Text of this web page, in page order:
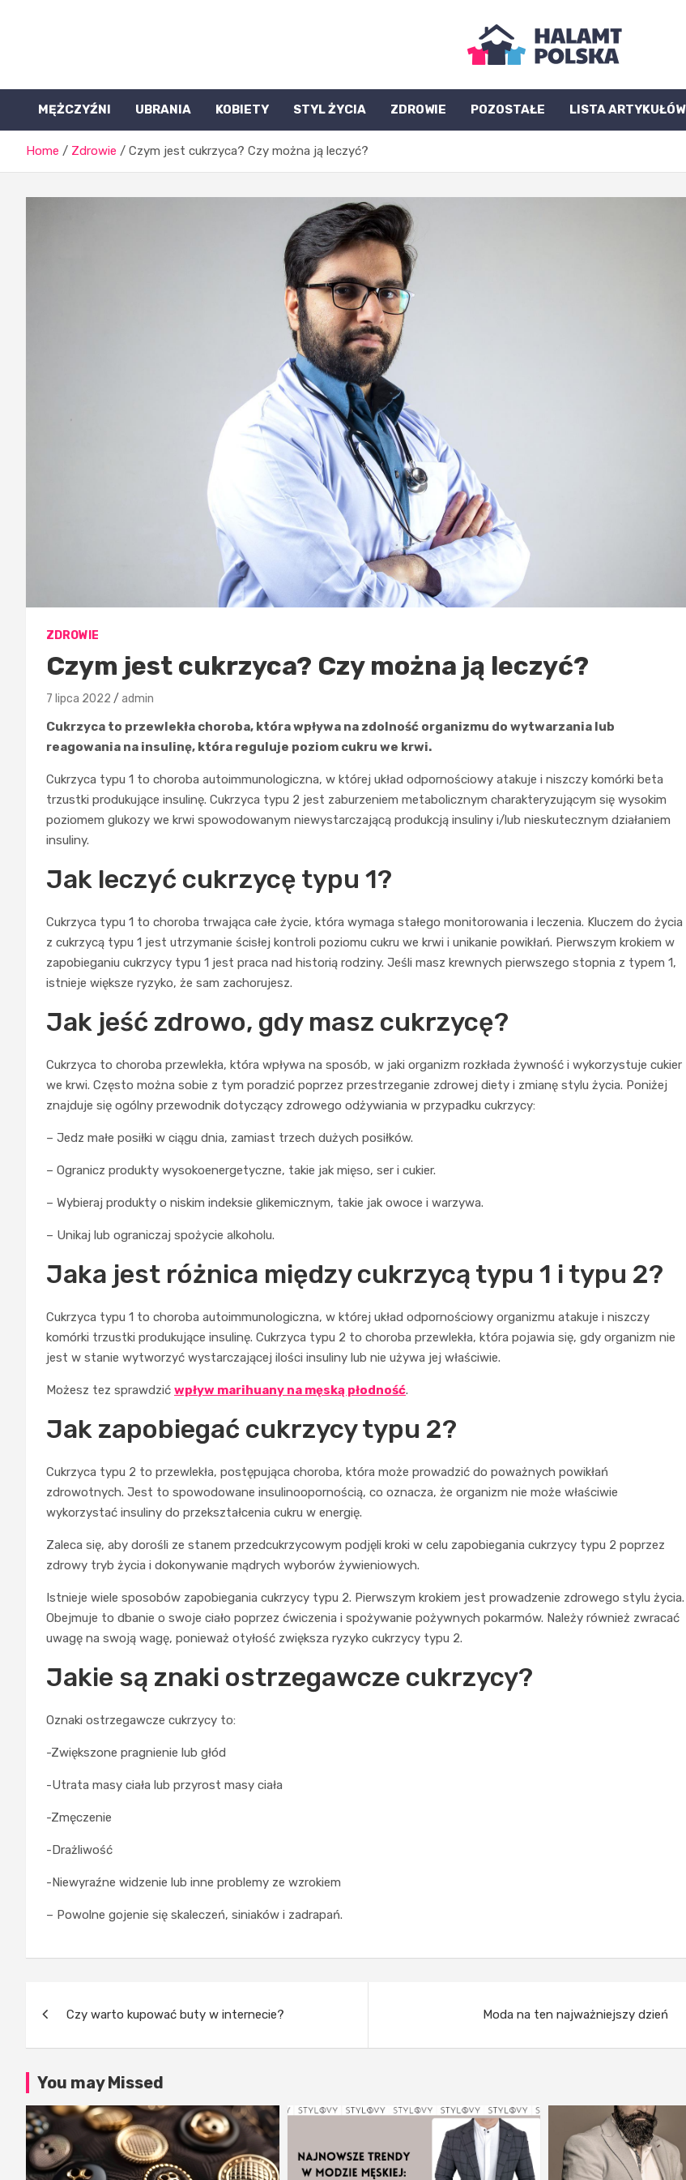
Halamtpolska.pl
MĘŻCZYŹNI UBRANIA KOBIETY STYL ŻYCIA ZDROWIE POZOSTAŁE LISTA ARTYKUŁÓW
Home Zdrowie Czym jest cukrzyca? Czy można ją leczyć?
ZDROWIE
Czym jest cukrzyca? Czy można ją leczyć?
7 lipca 2022 admin
Cukrzyca to przewlekła choroba, która wpływa na zdolność organizmu do wytwarzania lub
reagowania na insulinę, która reguluje poziom cukru we krwi.
Cukrzyca typu 1 to choroba autoimmunologiczna, w której układ odpornościowy atakuje i niszczy komórki beta
trzustki produkujące insulinę. Cukrzyca typu 2 jest zaburzeniem metabolicznym charakteryzującym się wysokim
poziomem glukozy we krwi spowodowanym niewystarczającą produkcją insuliny i/lub nieskutecznym działaniem
insuliny.
Jak leczyć cukrzycę typu 1?
Cukrzyca typu 1 to choroba trwająca całe życie, która wymaga stałego monitorowania i leczenia. Kluczem do życia
z cukrzycą typu 1 jest utrzymanie ścisłej kontroli poziomu cukru we krwi i unikanie powikłań. Pierwszym krokiem w
zapobieganiu cukrzycy typu 1 jest praca nad historią rodziny. Jeśli masz krewnych pierwszego stopnia z typem 1,
istnieje większe ryzyko, że sam zachorujesz.
Jak jeść zdrowo, gdy masz cukrzycę?
Cukrzyca to choroba przewlekła, która wpływa na sposób, w jaki organizm rozkłada żywność i wykorzystuje cukier
we krwi. Często można sobie z tym poradzić poprzez przestrzeganie zdrowej diety i zmianę stylu życia. Poniżej
znajduje się ogólny przewodnik dotyczący zdrowego odżywiania w przypadku cukrzycy:
– Jedz małe posiłki w ciągu dnia, zamiast trzech dużych posiłków.
– Ogranicz produkty wysokoenergetyczne, takie jak mięso, ser i cukier.
– Wybieraj produkty o niskim indeksie glikemicznym, takie jak owoce i warzywa.
– Unikaj lub ograniczaj spożycie alkoholu.
Jaka jest różnica między cukrzycą typu 1 i typu 2?
Cukrzyca typu 1 to choroba autoimmunologiczna, w której układ odpornościowy organizmu atakuje i niszczy
komórki trzustki produkujące insulinę. Cukrzyca typu 2 to choroba przewlekła, która pojawia się, gdy organizm nie
jest w stanie wytworzyć wystarczającej ilości insuliny lub nie używa jej właściwie.
Możesz tez sprawdzić wpływ marihuany na męską płodność.
Jak zapobiegać cukrzycy typu 2?
Cukrzyca typu 2 to przewlekła, postępująca choroba, która może prowadzić do poważnych powikłań
zdrowotnych. Jest to spowodowane insulinoopornością, co oznacza, że organizm nie może właściwie
wykorzystać insuliny do przekształcenia cukru w energię.
Zaleca się, aby dorośli ze stanem przedcukrzycowym podjęli kroki w celu zapobiegania cukrzycy typu 2 poprzez
zdrowy tryb życia i dokonywanie mądrych wyborów żywieniowych.
Istnieje wiele sposobów zapobiegania cukrzycy typu 2. Pierwszym krokiem jest prowadzenie zdrowego stylu życia.
Obejmuje to dbanie o swoje ciało poprzez ćwiczenia i spożywanie pożywnych pokarmów. Należy również zwracać
uwagę na swoją wagę, ponieważ otyłość zwiększa ryzyko cukrzycy typu 2.
Jakie są znaki ostrzegawcze cukrzycy?
Oznaki ostrzegawcze cukrzycy to:
-Zwiększone pragnienie lub głód
-Utrata masy ciała lub przyrost masy ciała
-Zmęczenie
-Drażliwość
-Niewyraźne widzenie lub inne problemy ze wzrokiem
– Powolne gojenie się skaleczeń, siniaków i zadrapań.
wpisu
Czy warto kupować buty w internecie? Moda na ten najważniejszy dzień
You may Missed